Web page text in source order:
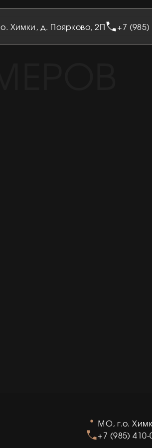
Химки, д. Поярково, 2П +7 (985)
МО, г.о.
+7 (985) 410-